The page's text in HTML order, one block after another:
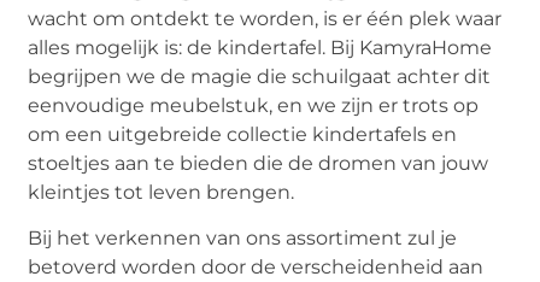
wacht om ontdekt te worden, is er één plek waar
alles mogelijk is: de kindertafel. Bij KamyraHome
begrijpen we de magie die schuilgaat achter dit
eenvoudige meubelstuk, en we zijn er trots op
om een uitgebreide collectie kindertafels en
stoeltjes aan te bieden die de dromen van jouw
kleintjes tot leven brengen.
Bij het verkennen van ons assortiment zul je
betoverd worden door de verscheidenheid aan